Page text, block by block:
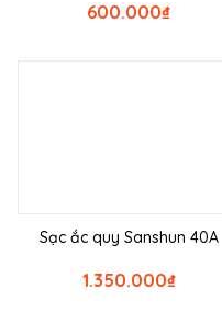
₫
600.000
Sạc ắc quy Sanshun 40A
₫
1.350.000